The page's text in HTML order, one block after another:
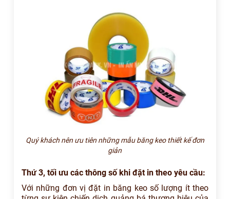
Quý khách nên ưu tiên những mẫu băng keo thiết kế đơn
giản
Thứ 3, tối ưu các thông số khi đặt in theo yêu cầu:
Với những đơn vị đặt in băng keo số lượng ít theo